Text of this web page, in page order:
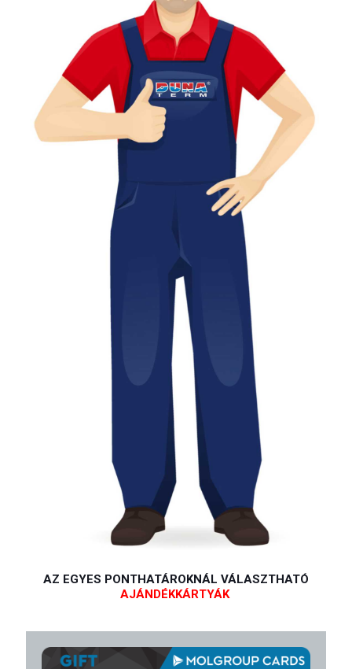
AZ EGYES PONTHATÁROKNÁL VÁLASZTHATÓ
AJÁNDÉKKÁRTYÁK